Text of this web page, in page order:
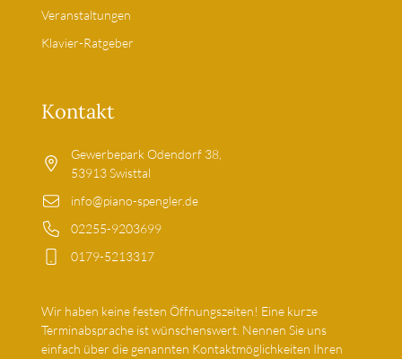
Veranstaltungen
Klavier-Ratgeber
Kontakt
Gewerbepark Odendorf 38,
53913 Swisttal
info@piano-spengler.de
02255-9203699
0179-5213317
Wir haben keine festen Öffnungszeiten! Eine kurze
Terminabsprache ist wünschenswert. Nennen Sie uns
einfach über die genannten Kontaktmöglichkeiten Ihren